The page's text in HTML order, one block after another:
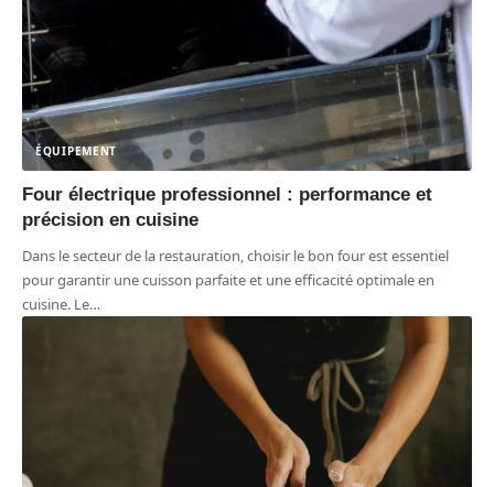
ÉQUIPEMENT
Four électrique professionnel : performance et
précision en cuisine
Dans le secteur de la restauration, choisir le bon four est essentiel
pour garantir une cuisson parfaite et une efficacité optimale en
cuisine. Le…